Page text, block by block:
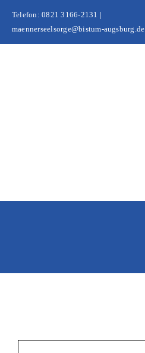
Inhalt
springen
Telefon: 0821 3166-2131 |
maennerseelsorge@bistum-augsburg.de